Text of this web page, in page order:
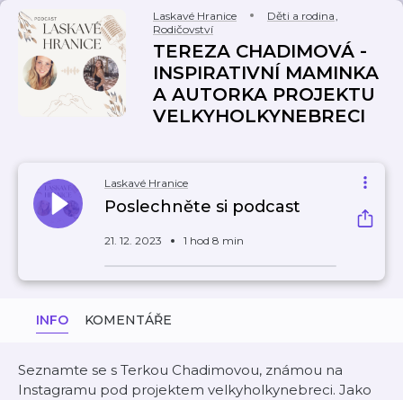
Laskavé Hranice Děti a rodina,
Rodičovství
TEREZA CHADIMOVÁ -
INSPIRATIVNÍ MAMINKA
A AUTORKA PROJEKTU
VELKYHOLKYNEBRECI
Laskavé Hranice
Poslechněte si podcast
21. 12. 2023 1 hod 8 min
INFO KOMENTÁŘE
Seznamte se s Terkou Chadimovou, známou na
Instagramu pod projektem velkyholkynebreci. Jako